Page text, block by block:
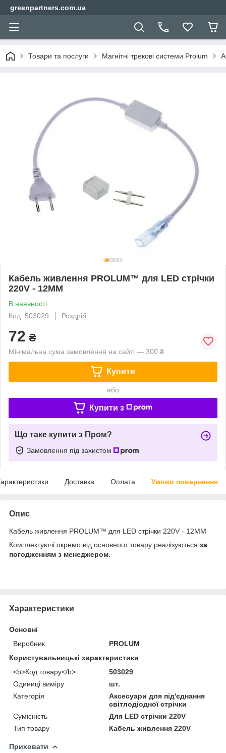
greenpartners.com.ua
Товари та послуги Магнітні трекові системи Prolum
Кабель живлення PROLUM™ для LED стрічки
220V - 12ММ
В наявності
Код: 503029
Роздріб
72 ₴
Мінімальна сума замовлення на сайті — 300 ₴
Купити
або
Купити з
Що таке купити з Пром?
Замовлення під захистом
Доставка Оплата Умови повернення
Опис
Кабель живлення PROLUM™ для LED стрічки 220V - 12ММ
Комплектуючі окремо від основного товару реалізуються за
погодженням з менеджером.
Характеристики
Основні
Виробник
PROLUM
Користувальницькі характеристики
<b>Код товару</b>
503029
Одиниці виміру
шт.
Категорія
Аксесуари для під'єднання
світлодіодної стрічки
Сумісність
Для LED стрічки 220V
Тип товару
Кабель живлення 220V
Приховати